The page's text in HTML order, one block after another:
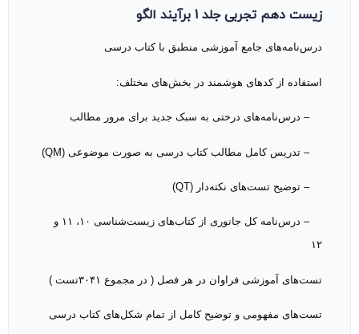
زیست دهم تجربی جلد 1 برآیند الگو
درس‌نامه‌های جامع آموزشی منطبق با کتاب درسی
استفاده از کدهای هوشمند در بخش‌های مختلف:
– درس‌نامه‌های درختی به سبک جدید برای مرور مطالب
– تدریس کامل مطالب کتاب درسی به صورت موضوعی (QM)
– توضیح تست‌های نکته‌دار (QT)
– درس‌نامه کل جانوری از کتاب‌های زیست‌شناسی ۱۰، ۱۱ و
۱۲
تست‌های آموزشی فراوان در هر فصل ( در مجموع ۳۰۴۱تست )
تست‌های مفهومی و توضیح کامل از تمام شکل‌های کتاب درسی